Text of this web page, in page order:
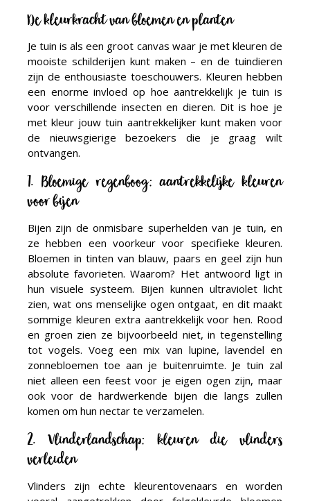
De kleurkracht van bloemen en planten
Je tuin is als een groot canvas waar je met kleuren de
mooiste schilderijen kunt maken – en de tuindieren
zijn de enthousiaste toeschouwers. Kleuren hebben
een enorme invloed op hoe aantrekkelijk je tuin is
voor verschillende insecten en dieren. Dit is hoe je
met kleur jouw tuin aantrekkelijker kunt maken voor
de nieuwsgierige bezoekers die je graag wilt
ontvangen.
1. Bloemige regenboog: aantrekkelijke kleuren
voor bijen
Bijen zijn de onmisbare superhelden van je tuin, en
ze hebben een voorkeur voor specifieke kleuren.
Bloemen in tinten van blauw, paars en geel zijn hun
absolute favorieten. Waarom? Het antwoord ligt in
hun visuele systeem. Bijen kunnen ultraviolet licht
zien, wat ons menselijke ogen ontgaat, en dit maakt
sommige kleuren extra aantrekkelijk voor hen. Rood
en groen zien ze bijvoorbeeld niet, in tegenstelling
tot vogels. Voeg een mix van lupine, lavendel en
zonnebloemen toe aan je buitenruimte. Je tuin zal
niet alleen een feest voor je eigen ogen zijn, maar
ook voor de hardwerkende bijen die langs zullen
komen om hun nectar te verzamelen.
2. Vlinderlandschap: kleuren die vlinders
verleiden
Vlinders zijn echte kleurentovenaars en worden